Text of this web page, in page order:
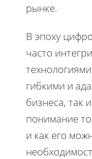
рынке.
В эпоху
часто
гибкими и
бизнеса, так
понимание
и как его